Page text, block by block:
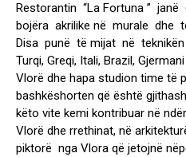
Restorantin “La Fortuna ”
bojëra akrilike në murale dhe
Disa punë të mijat në
Turqi, Greqi, Itali, Brazil,
Vlorë dhe hapa studion time të
bashkëshorten që është
këto vite kemi kontribuar në
Vlorë dhe rrethinat, në
piktorë nga Vlora që jetojnë